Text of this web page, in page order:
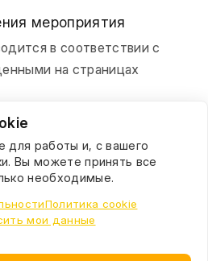
мероприятия
в соответствии с
на страницах
для работы и, с вашего
Вы можете принять все
необходимые.
Политика cookie
мои данные